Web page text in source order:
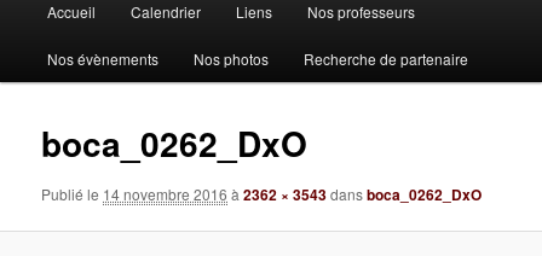
principal
Accueil Calendrier Liens Nos professeurs
Nos évènements Nos photos Recherche de partenaire
boca_0262_DxO
Publié le 14 novembre 2016 à2362 × 3543dansboca_0262_DxO